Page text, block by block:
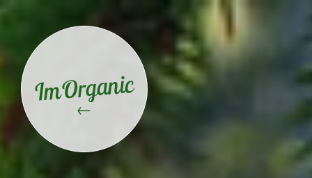
ImOrganic
←